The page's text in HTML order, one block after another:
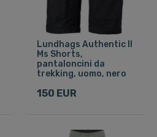
Lundhags Authentic II
Ms Shorts,
pantaloncini da
trekking, uomo, nero
150 EUR